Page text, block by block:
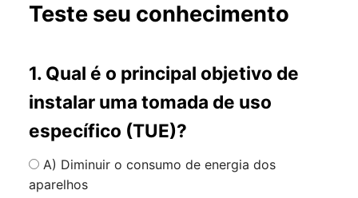
Teste seu conhecimento
1. Qual é o principal objetivo de
instalar uma tomada de uso
específico (TUE)?
A) Diminuir o consumo de energia dos
aparelhos